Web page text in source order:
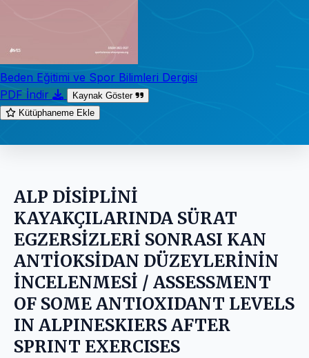
Beden Eğitimi ve Spor Bilimleri Dergisi
PDF İndir
Kaynak Göster
Kütüphaneme Ekle
ALP DİSİPLİNİ
KAYAKÇILARINDA SÜRAT
EGZERSİZLERİ SONRASI KAN
ANTİOKSİDAN DÜZEYLERİNİN
İNCELENMESİ / ASSESSMENT
OF SOME ANTIOXIDANT LEVELS
IN ALPINESKIERS AFTER
SPRINT EXERCISES